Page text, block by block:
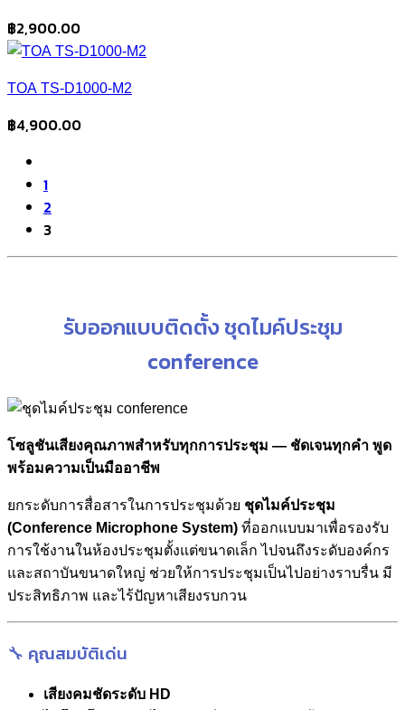
฿2,900.00
TOA TS-D1000-M2
฿4,900.00
1
2
3
รับออกแบบติดตั้ง ชุดไมค์ประชุม
conference
โซลูชันเสียงคุณภาพสำหรับทุกการประชุม — ชัดเจนทุกคำ พูด
พร้อมความเป็นมืออาชีพ
ยกระดับการสื่อสารในการประชุมด้วย ชุดไมค์ประชุม
(Conference Microphone System) ที่ออกแบบมาเพื่อรองรับ
การใช้งานในห้องประชุมตั้งแต่ขนาดเล็ก ไปจนถึงระดับองค์กร
และสถาบันขนาดใหญ่ ช่วยให้การประชุมเป็นไปอย่างราบรื่น มี
ประสิทธิภาพ และไร้ปัญหาเสียงรบกวน
🔧 คุณสมบัติเด่น
เสียงคมชัดระดับ HD